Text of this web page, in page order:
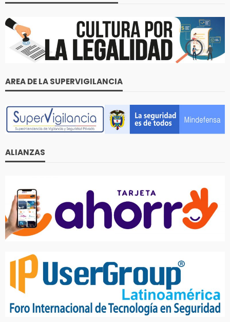
AREA DE LA SUPERVIGILANCIA
ALIANZAS